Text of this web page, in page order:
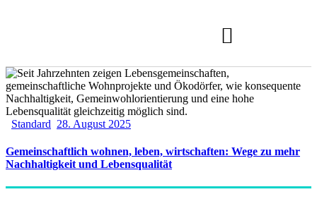
Standard 28. August 2025
Gemeinschaftlich wohnen, leben, wirtschaften: Wege zu mehr
Nachhaltigkeit und Lebensqualität